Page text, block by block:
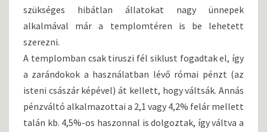
szükséges hibátlan állatokat nagy ünnepek
alkalmával már a templomtéren is be lehetett
szerezni.
A templomban csak tiruszi fél siklust fogadtak el, így
a zarándokok a használatban lévő római pénzt (az
isteni császár képével) át kellett, hogy váltsák. Annás
pénzváltó alkalmazottai a 2,1 vagy 4,2% felár mellett
talán kb. 4,5%-os haszonnal is dolgoztak, így váltva a